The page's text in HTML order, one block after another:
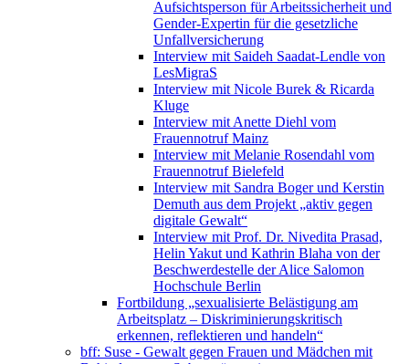
Aufsichtsperson für Arbeitssicherheit und
Gender-Expertin für die gesetzliche
Unfallversicherung
Interview mit Saideh Saadat-Lendle von
LesMigraS
Interview mit Nicole Burek & Ricarda
Kluge
Interview mit Anette Diehl vom
Frauennotruf Mainz
Interview mit Melanie Rosendahl vom
Frauennotruf Bielefeld
Interview mit Sandra Boger und Kerstin
Demuth aus dem Projekt „aktiv gegen
digitale Gewalt“
Interview mit Prof. Dr. Nivedita Prasad,
Helin Yakut und Kathrin Blaha von der
Beschwerdestelle der Alice Salomon
Hochschule Berlin
Fortbildung „sexualisierte Belästigung am
Arbeitsplatz – Diskriminierungskritisch
erkennen, reflektieren und handeln“
bff: Suse - Gewalt gegen Frauen und Mädchen mit